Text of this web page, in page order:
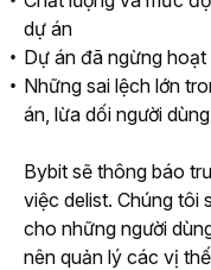
dự án
Dự án đã ngừng
Những sai lệch lớn
án, lừa dối người
Bybit sẽ thông báo
việc delist. Chúng tôi
cho những người
nên quản lý các vị